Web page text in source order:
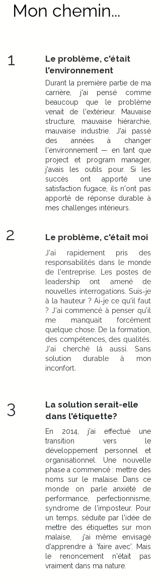
Mon chemin...
1
Le problème, c'était
l'environnement
Durant la première partie de ma
carrière, j'ai pensé comme
beaucoup que le problème
venait de l'extérieur. Mauvaise
structure, mauvaise hiérarchie,
mauvaise industrie. J'ai passé
des années à changer
l'environnement — en tant que
project et program manager,
j'avais les outils pour. Si les
succès ont apporté une
satisfaction fugace, ils n'ont pas
apporté de réponse durable à
mes challenges intérieurs.
2 Le problème, c'était moi
J'ai rapidement pris des
responsabilités dans le monde
de l'entreprise. Les postes de
leadership ont amené de
nouvelles interrogations. Suis-je
à la hauteur ? Ai-je ce qu'il faut
? J'ai commencé à penser qu'il
me manquait forcément
quelque chose. De la formation,
des compétences, des qualités.
J'ai cherché là aussi. Sans
solution durable à mon
inconfort.
3 La solution serait-elle
dans l'étiquette?
En 2014, j'ai effectué une
transition vers le
développement personnel et
organisationnel. Une nouvelle
phase a commencé : mettre des
noms sur le malaise. Dans ce
monde on parle anxiété de
performance, perfectionnisme,
syndrome de l'imposteur. Pour
un temps, séduite par l'idée de
mettre des étiquettes sur mon
malaise, j'ai même envisagé
d'apprendre à 'faire avec'. Mais
le renoncement n'était pas
vraiment dans ma nature.